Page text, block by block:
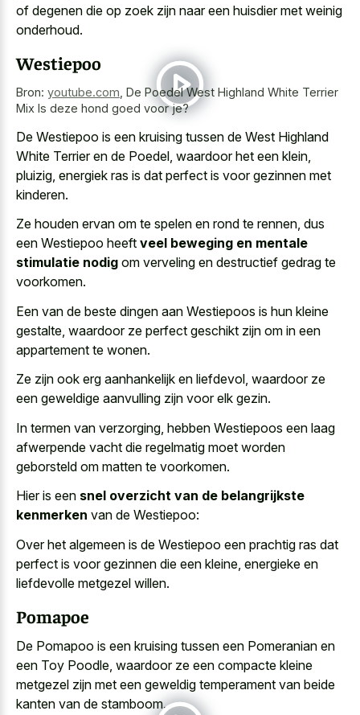
of degenen die op zoek zijn naar een huisdier met weinig
onderhoud.
Westiepoo
Bron: youtube.com De Poedel West Highland White Terrier
Mix Is deze hond goed voor je?
De Westiepoo is een kruising tussen de West Highland
White Terrier en de Poedel, waardoor het een klein,
pluizig, energiek ras is dat perfect is voor gezinnen met
kinderen.
Ze houden ervan om te spelen en rond te rennen, dus
een Westiepoo heeft veel beweging en mentale
stimulatie nodig om verveling en destructief gedrag te
voorkomen.
Een van de beste dingen aan Westiepoos is hun kleine
gestalte, waardoor ze perfect geschikt zijn om in een
appartement te wonen.
Ze zijn ook erg aanhankelijk en liefdevol, waardoor ze
een geweldige aanvulling zijn voor elk gezin.
In termen van verzorging, hebben Westiepoos een laag
afwerpende vacht die regelmatig moet worden
geborsteld om matten te voorkomen.
Hier is een snel overzicht van de belangrijkste
kenmerken van de Westiepoo:
Over het algemeen is de Westiepoo een prachtig ras dat
perfect is voor gezinnen die een kleine, energieke en
liefdevolle metgezel willen.
Pomapoe
De Pomapoo is een kruising tussen een Pomeranian en
een Toy Poodle, waardoor ze een compacte kleine
metgezel zijn met een geweldig temperament van beide
kanten van de stamboom.